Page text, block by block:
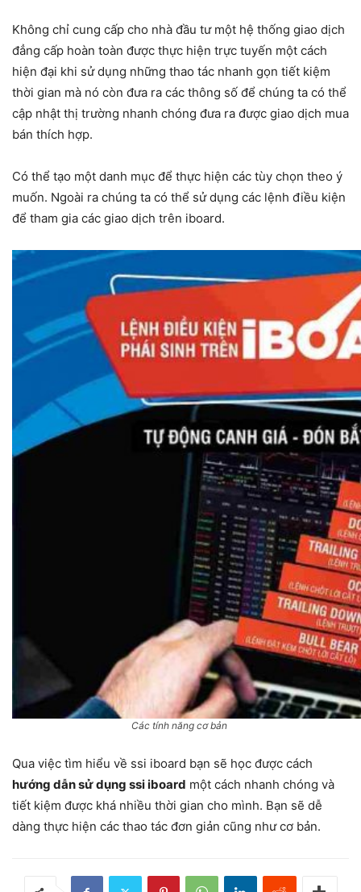
Không chỉ cung cấp cho nhà đầu tư một hệ thống giao dịch
đẳng cấp hoàn toàn được thực hiện trực tuyến một cách
hiện đại khi sử dụng những thao tác nhanh gọn tiết kiệm
thời gian mà nó còn đưa ra các thông số để chúng ta có thể
cập nhật thị trường nhanh chóng đưa ra được giao dịch mua
bán thích hợp.
Có thể tạo một danh mục để thực hiện các tùy chọn theo ý
muốn. Ngoài ra chúng ta có thể sử dụng các lệnh điều kiện
để tham gia các giao dịch trên iboard.
Các tính năng cơ bản
Qua việc tìm hiểu về ssi iboard bạn sẽ học được cách
hướng dẫn sử dụng ssi iboard một cách nhanh chóng và
tiết kiệm được khá nhiều thời gian cho mình. Bạn sẽ dễ
dàng thực hiện các thao tác đơn giản cũng như cơ bản.